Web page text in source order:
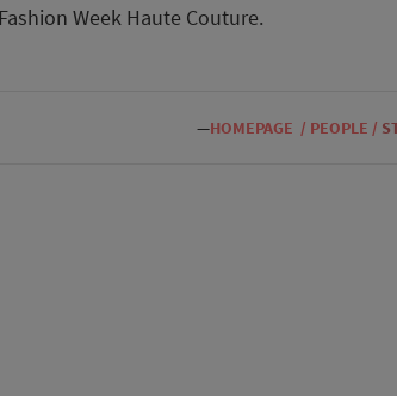
Fashion Week Haute Couture.
—HOMEPAGE / PEOPLE /